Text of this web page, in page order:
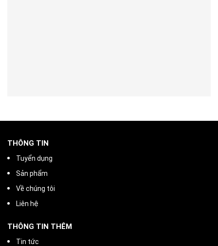
THÔNG TIN
Tuyển dụng
Sản phẩm
Về chúng tôi
Liên hệ
THÔNG TIN THÊM
Tin tức